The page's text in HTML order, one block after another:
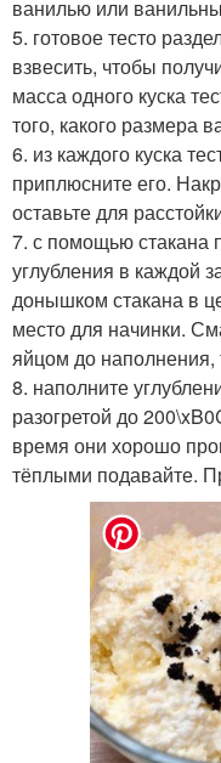
ванилью или
5. готовое тесто
взвесить, чтобы
масса одного куска
того, какого размера
6. из каждого куска
приплюсните его.
оставьте для
7. с помощью стакана
углубления в каждой
донышком стакана в
место для начинки.
яйцом до наполнения,
8. наполните
разогретой до
время они хорошо
тёплыми подавайте.